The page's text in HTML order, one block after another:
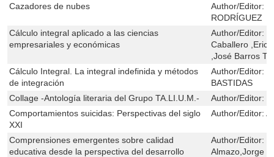
Cazadores de nubes
Author/Editor:
RODRÍGUEZ
Cálculo integral aplicado a las ciencias
empresariales y económicas
Author/Editor:
Caballero ,Eric
,José Barros
Cálculo Integral. La integral indefinida y métodos
de integración
Author/Editor:
BASTIDAS
Collage -Antología literaria del Grupo TA.LI.U.M.-
Author/Editor:
Comportamientos suicidas: Perspectivas del siglo
XXI
Author/Editor:
Comprensiones emergentes sobre calidad
educativa desde la perspectiva del desarrollo
Author/Editor:
Almazo,Jorge